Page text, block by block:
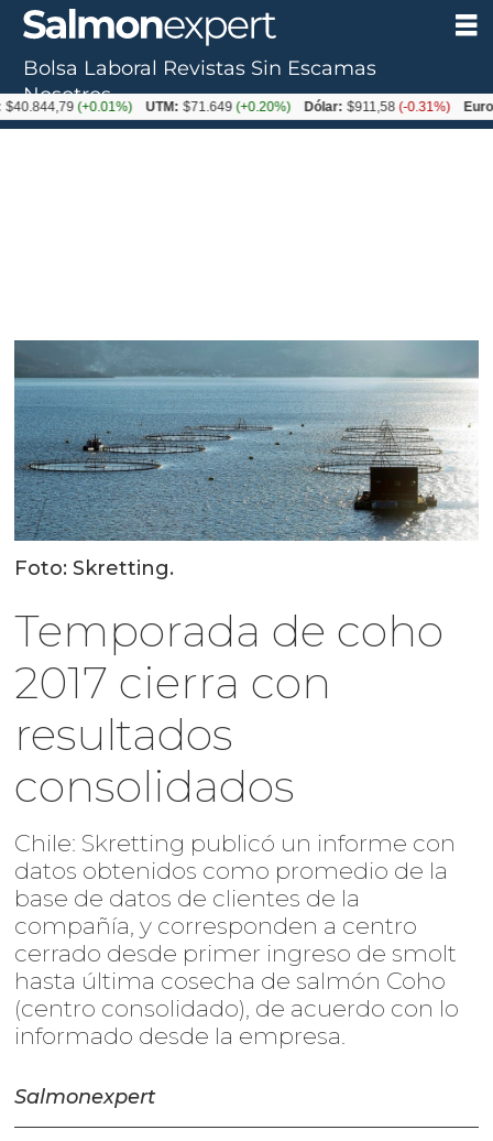
Foto: Skretting.
Temporada de coho
2017 cierra con
resultados
consolidados
Chile: Skretting publicó un informe con
datos obtenidos como promedio de la
base de datos de clientes de la
compañía, y corresponden a centro
cerrado desde primer ingreso de smolt
hasta última cosecha de salmón Coho
(centro consolidado), de acuerdo con lo
informado desde la empresa.
Salmonexpert
Bolsa Laboral Revistas Sin Escamas
Nosotros
(+0.01%) UTM: $71.649(+0.20%) Dólar: $911,58(-0.31%) Euro: